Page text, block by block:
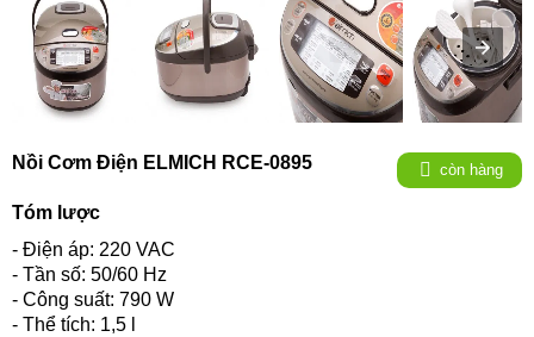
Nồi Cơm Điện ELMICH RCE-0895 còn hàng
Tóm lược
- Điện áp: 220 VAC
- Tần số: 50/60 Hz
- Công suất: 790 W
- Thể tích: 1,5 l